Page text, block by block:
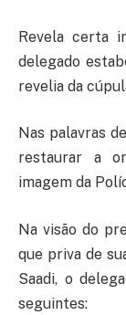
Revela certa
delegado
revelia da
Nas palavras
restaurar a
imagem da
Na visão do
que priva de
Saadi, o
seguintes: